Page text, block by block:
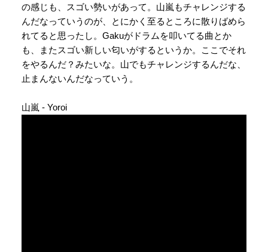
の感じも、スゴい勢いがあって。山嵐もチャレンジする
んだなっていうのが、とにかく至るところに散りばめら
れてると思ったし。Gakuがドラムを叩いてる曲とか
も、またスゴい新しい匂いがするというか。ここでそれ
をやるんだ？みたいな。山でもチャレンジするんだな、
止まんないんだなっていう。
山嵐 - Yoroi